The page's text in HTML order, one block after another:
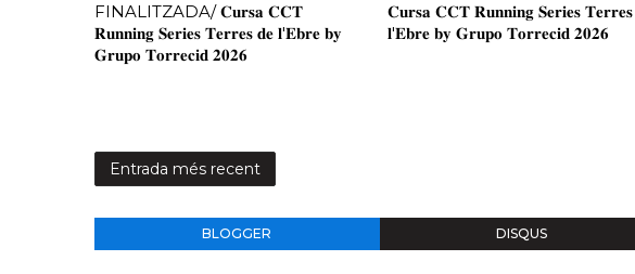
FINALITZADA/ 𝐂𝐮𝐫𝐬𝐚 𝐂𝐂𝐓
𝐑𝐮𝐧𝐧𝐢𝐧𝐠 𝐒𝐞𝐫𝐢𝐞𝐬 𝐓𝐞𝐫𝐫𝐞𝐬 𝐝𝐞 𝐥'𝐄𝐛𝐫𝐞 𝐛𝐲
𝐆𝐫𝐮𝐩𝐨 𝐓𝐨𝐫𝐫𝐞𝐜𝐢𝐝 𝟐𝟎𝟐𝟔
𝐂𝐮𝐫𝐬𝐚 𝐂𝐂𝐓 𝐑𝐮𝐧𝐧𝐢𝐧𝐠 𝐒𝐞𝐫𝐢𝐞𝐬
𝐥'𝐄𝐛𝐫𝐞 𝐛𝐲 𝐆𝐫𝐮𝐩𝐨 𝐓𝐨𝐫𝐫𝐞𝐜𝐢𝐝 𝟐𝟎𝟐𝟔
Entrada més recent
BLOGGER DISQUS